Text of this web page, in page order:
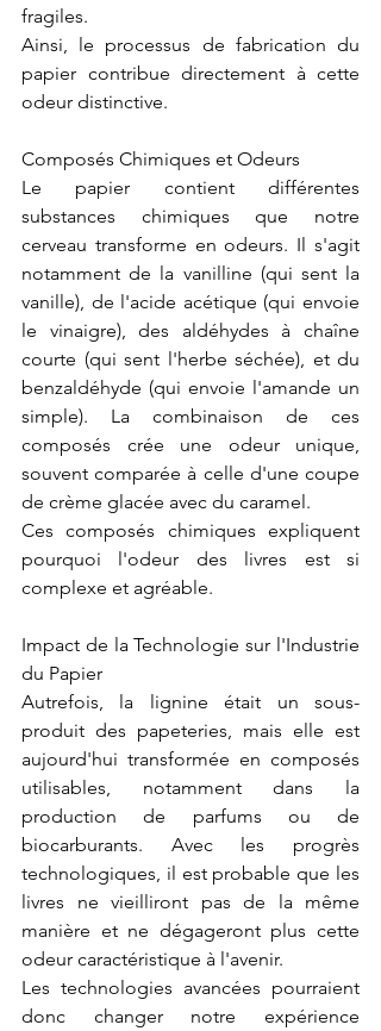
fragiles.
Ainsi, le processus de fabrication du
papier contribue directement à cette
odeur distinctive.
Composés Chimiques et Odeurs
Le papier contient différentes
substances chimiques que notre
cerveau transforme en odeurs. Il s'agit
notamment de la vanilline (qui sent la
vanille), de l'acide acétique (qui envoie
le vinaigre), des aldéhydes à chaîne
courte (qui sent l'herbe séchée), et du
benzaldéhyde (qui envoie l'amande un
simple). La combinaison de ces
composés crée une odeur unique,
souvent comparée à celle d'une coupe
de crème glacée avec du caramel.
Ces composés chimiques expliquent
pourquoi l'odeur des livres est si
complexe et agréable.
Impact de la Technologie sur l'Industrie
du Papier
Autrefois, la lignine était un sous-
produit des papeteries, mais elle est
aujourd'hui transformée en composés
utilisables, notamment dans la
production de parfums ou de
biocarburants. Avec les progrès
technologiques, il est probable que les
livres ne vieilliront pas de la même
manière et ne dégageront plus cette
odeur caractéristique à l'avenir.
Les technologies avancées pourraient
donc changer notre expérience